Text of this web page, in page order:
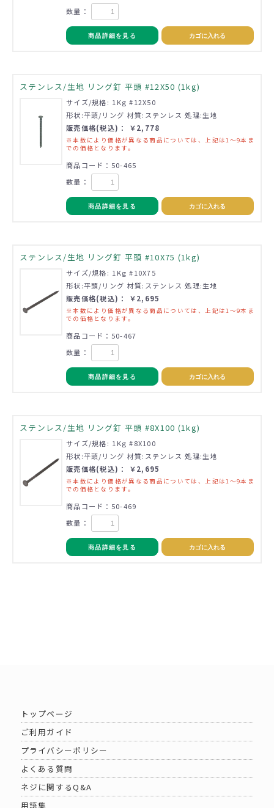
数量：
商品詳細を見る カゴに入れる
ステンレス/生地 リング釘 平頭 #12X50 (1kg)
サイズ/規格: 1Kg #12X50
形状:平頭/リング 材質:ステンレス 処理:生地
販売価格(税込)： ￥2,778
※本数により価格が異なる商品については、上記は1～9本ま
での価格となります。
商品コード：50-465
数量：
商品詳細を見る カゴに入れる
ステンレス/生地 リング釘 平頭 #10X75 (1kg)
サイズ/規格: 1Kg #10X75
形状:平頭/リング 材質:ステンレス 処理:生地
販売価格(税込)： ￥2,695
※本数により価格が異なる商品については、上記は1～9本ま
での価格となります。
商品コード：50-467
数量：
商品詳細を見る カゴに入れる
ステンレス/生地 リング釘 平頭 #8X100 (1kg)
サイズ/規格: 1Kg #8X100
形状:平頭/リング 材質:ステンレス 処理:生地
販売価格(税込)： ￥2,695
※本数により価格が異なる商品については、上記は1～9本ま
での価格となります。
商品コード：50-469
数量：
商品詳細を見る カゴに入れる
トップページ
ご利用ガイド
プライバシーポリシー
よくある質問
ネジに関するQ&A
用語集